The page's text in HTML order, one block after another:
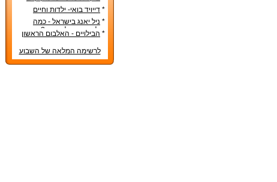
* דייויד בואי- ילדות וחיים
אישיים
* ניל יאנג בישראל - כמה
עולה כרטיס להופעה?
* הבילויים - האלבום הראשון
לרשימה המלאה של השבוע